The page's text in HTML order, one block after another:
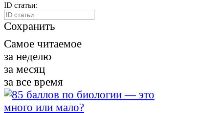
ID статьи:
Сохранить
Самое читаемое
за неделю
за месяц
за все время